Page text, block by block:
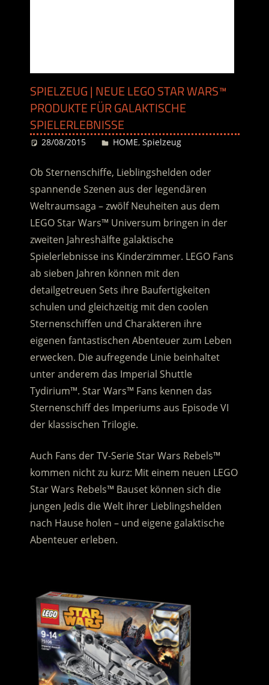
SPIELZEUG | NEUE LEGO STAR WARS™
PRODUKTE FÜR GALAKTISCHE
SPIELERLEBNISSE
28/08/2015 Desiree
HOME, Spielzeug
Ob Sternenschiffe, Lieblingshelden oder
spannende Szenen aus der legendären
Weltraumsaga – zwölf Neuheiten aus dem
LEGO Star Wars™ Universum bringen in der
zweiten Jahreshälfte galaktische
Spielerlebnisse ins Kinderzimmer. LEGO Fans
ab sieben Jahren können mit den
detailgetreuen Sets ihre Baufertigkeiten
schulen und gleichzeitig mit den coolen
Sternenschiffen und Charakteren ihre
eigenen fantastischen Abenteuer zum Leben
erwecken. Die aufregende Linie beinhaltet
unter anderem das Imperial Shuttle
Tydirium™. Star Wars™ Fans kennen das
Sternenschiff des Imperiums aus Episode VI
der klassischen Trilogie.
Auch Fans der TV-Serie Star Wars Rebels™
kommen nicht zu kurz: Mit einem neuen LEGO
Star Wars Rebels™ Bauset können sich die
jungen Jedis die Welt ihrer Lieblingshelden
nach Hause holen – und eigene galaktische
Abenteuer erleben.